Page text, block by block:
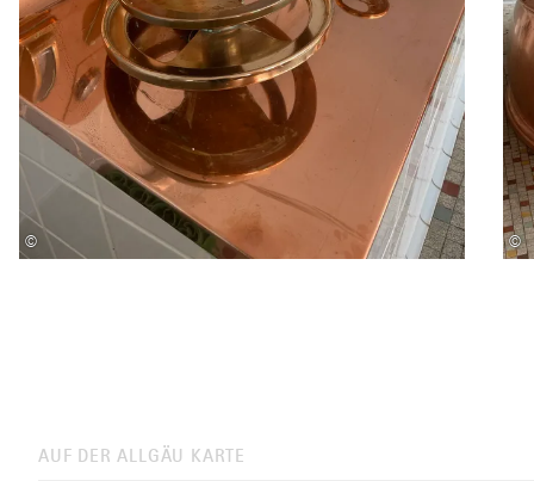
© ©
AUF DER ALLGÄU KARTE